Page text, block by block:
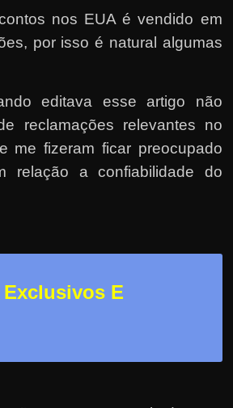
nos EUA é vendido em
por isso é natural algumas
editava esse artigo não
reclamações relevantes no
me fizeram ficar preocupado
relação a confiabilidade do
E